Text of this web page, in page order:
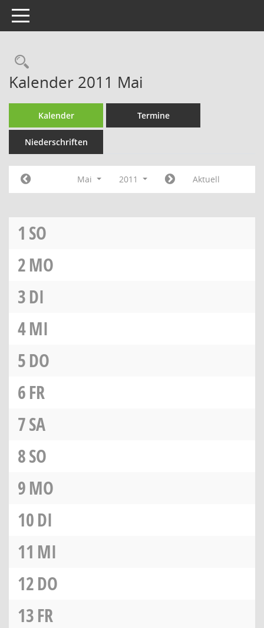
Toggle navigation
Rechercheauswahl
Kalender 2011 Mai
Kalender Termine
Niederschriften
Mai 2011 Aktuell
1 SO
2MO
3DI
4MI
5DO
6FR
7SA
8SO
9MO
10DI
11 MI
12DO
13FR